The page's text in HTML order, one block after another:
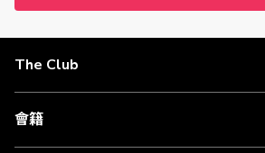
The Club
會籍